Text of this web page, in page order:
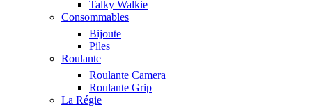
Talky Walkie
Consommables
Bijoute
Piles
Roulante
Roulante Camera
Roulante Grip
La Régie